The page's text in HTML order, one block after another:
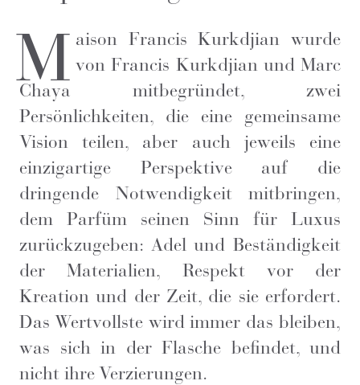
M aison Francis Kurkdjian wurde
von Francis Kurkdjian und Marc
Chaya mitbegründet, zwei
Persönlichkeiten, die eine gemeinsame
Vision teilen, aber auch jeweils eine
einzigartige Perspektive auf die
dringende Notwendigkeit mitbringen,
dem Parfüm seinen Sinn für Luxus
zurückzugeben: Adel und Beständigkeit
der Materialien, Respekt vor der
Kreation und der Zeit, die sie erfordert.
Das Wertvollste wird immer das bleiben,
was sich in der Flasche befindet, und
nicht ihre Verzierungen.